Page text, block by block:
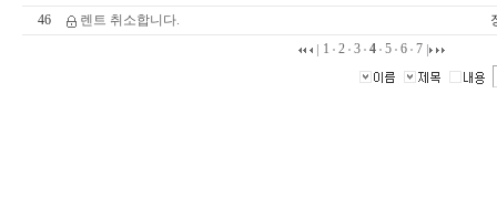
46
렌트 취소합니다.
1
2 3 4 5 6 7